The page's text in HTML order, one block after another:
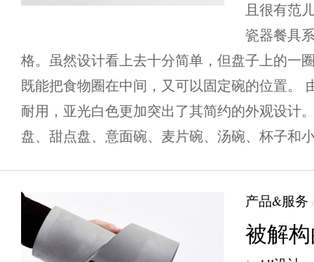
且很有范
瓷器餐具
格。虽然设计看上去十分简单，但盘子上的一
既能把食物圈在中间，又可以固定碗的位置。
耐用，亚光白色更加突出了其简约的外观设计
盘、甜点盘、意面碗、麦片碗、汤碗、杯子和
产品&服务
被解